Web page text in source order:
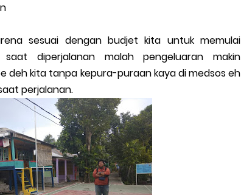
sesuai dengan budjet kita untuk memulai
diperjalanan malah pengeluaran makin
deh kita tanpa kepura-puraan kaya di medsos eh
perjalanan.